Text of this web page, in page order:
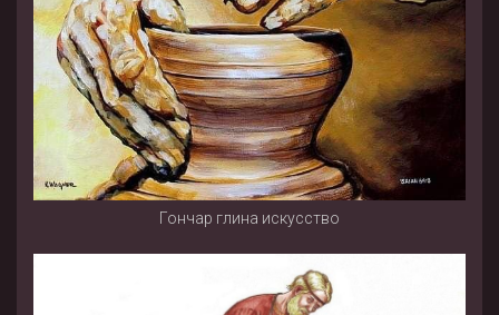
Гончар глина искусство